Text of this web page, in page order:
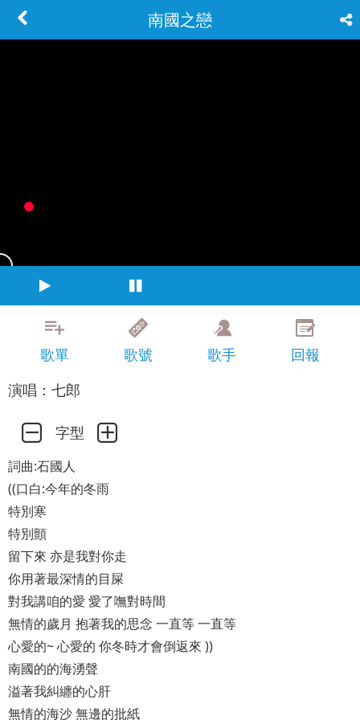
南國之戀
歌單 歌號 歌手
回報
演唱：七郎
字型
詞曲:石國人
((口白:今年的冬雨
特別寒
特別顫
留下來 亦是我對你走
你用著最深情的目屎
對我講咱的愛 愛了嘸對時間
無情的歲月 抱著我的思念 一直等 一直等
心愛的~ 心愛的 你冬時才會倒返來 ))
南國的的海湧聲
溢著我糾纏的心肝
無情的海沙 無邊的批紙